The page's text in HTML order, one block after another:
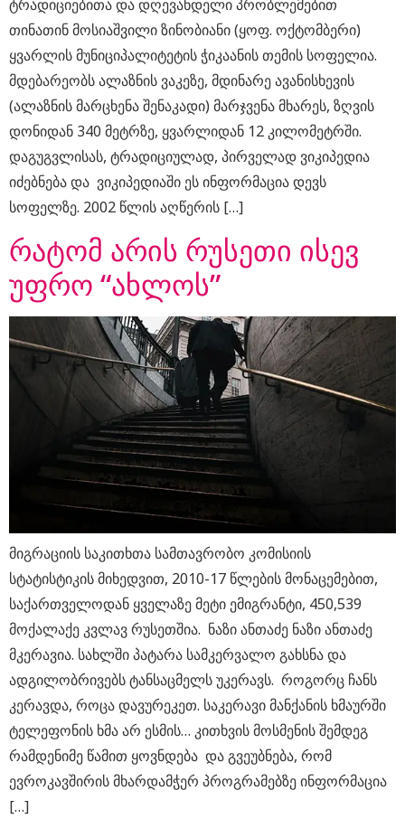
ტრადიციებითა და დღევანდელი პრობლემებით
თინათინ მოსიაშვილი ზინობიანი (ყოფ. ოქტომბერი)
ყვარლის მუნიციპალიტეტის ჭიკაანის თემის სოფელია.
მდებარეობს ალაზნის ვაკეზე, მდინარე ავანისხევის
(ალაზნის მარცხენა შენაკადი) მარჯვენა მხარეს, ზღვის
დონიდან 340 მეტრზე, ყვარლიდან 12 კილომეტრში.
დაგუგვლისას, ტრადიციულად, პირველად ვიკიპედია
იძებნება და ვიკიპედიაში ეს ინფორმაცია დევს
სოფელზე. 2002 წლის აღწერის […]
რატომ არის რუსეთი ისევ
უფრო “ახლოს”
მიგრაციის საკითხთა სამთავრობო კომისიის
სტატისტიკის მიხედვით, 2010-17 წლების მონაცემებით,
საქართველოდან ყველაზე მეტი ემიგრანტი, 450,539
მოქალაქე კვლავ რუსეთშია. ნაზი ანთაძე ნაზი ანთაძე
მკერავია. სახლში პატარა სამკერვალო გახსნა და
ადგილობრივებს ტანსაცმელს უკერავს. როგორც ჩანს
კერავდა, როცა დავურეკეთ. საკერავი მანქანის ხმაურში
ტელეფონის ხმა არ ესმის… კითხვის მოსმენის შემდეგ
რამდენიმე წამით ყოვნდება და გვეუბნება, რომ
ევროკავშირის მხარდამჭერ პროგრამებზე ინფორმაცია
[…]